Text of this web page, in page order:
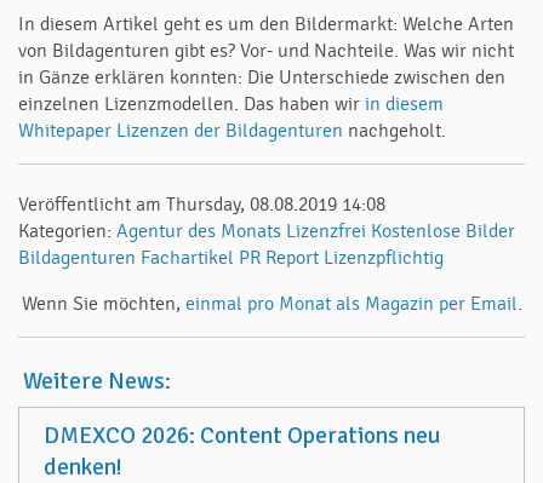
In diesem Artikel geht es um den Bildermarkt: Welche Arten
von Bildagenturen gibt es? Vor- und Nachteile. Was wir nicht
in Gänze erklären konnten: Die Unterschiede zwischen den
einzelnen Lizenzmodellen. Das haben wir in diesem
Whitepaper Lizenzen der Bildagenturen nachgeholt.
Veröffentlicht am Thursday, 08.08.2019 14:08
Kategorien: Agentur des Monats Lizenzfrei Kostenlose Bilder
Bildagenturen Fachartikel PR Report Lizenzpflichtig
Wenn Sie möchten, einmal pro Monat als Magazin per Email.
Weitere News:
DMEXCO 2026: Content Operations neu
denken!